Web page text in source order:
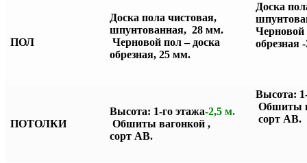
ПОЛ
Доска пола чистовая,
шпунтованная, 28 мм.
Черновой пол – доска
обрезная, 25 мм.
Доска
Черновой
ПОТОЛКИ
Высота: 1-го этажа-2,5 м.
Обшиты вагонкой ,
сорт АВ.
Высота:
сорт АВ.